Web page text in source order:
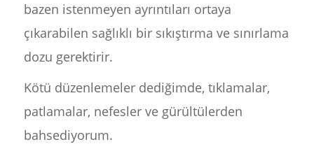
bazen istenmeyen ayrıntıları ortaya
çıkarabilen sağlıklı bir sıkıştırma ve sınırlama
dozu gerektirir.
Kötü düzenlemeler dediğimde, tıklamalar,
patlamalar, nefesler ve gürültülerden
bahsediyorum.